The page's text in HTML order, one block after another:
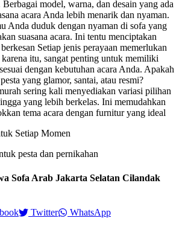
model, warna, dan desain yang ada
acara Anda lebih menarik dan nyaman.
Anda duduk dengan nyaman di sofa yang
suasana acara. Ini tentu menciptakan
Setiap jenis perayaan memerlukan
itu, sangat penting untuk memiliki
dengan kebutuhan acara Anda. Apakah
yang glamor, santai, atau resmi?
sering kali menyediakan variasi pilihan
yang lebih berkelas. Ini memudahkan
tema acara dengan furnitur yang ideal
Setiap Momen
pesta dan pernikahan
Sofa Arab Jakarta Selatan Cilandak
Twitter WhatsApp